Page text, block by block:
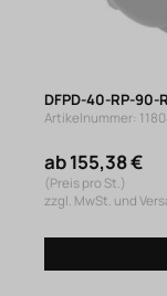
DFPD-40-RP-
Artikelnummer:
ab 155,38 €
(Preis pro St.)
zzgl. MwSt. und